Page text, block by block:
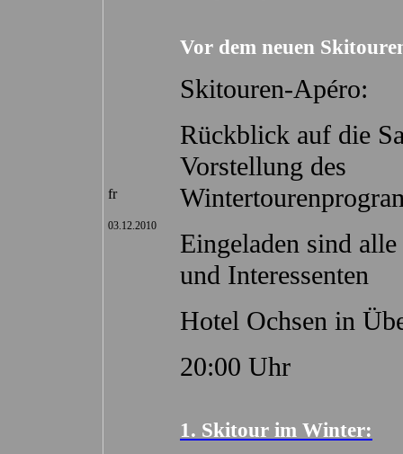
fr
03.12.2010
Vor dem neuen
Skitouren-Apéro:
Rückblick auf die
Vorstellung des
Eingeladen sind
und Interessenten
Hotel Ochsen in
20:00 Uhr
1. Skitour im Winter: